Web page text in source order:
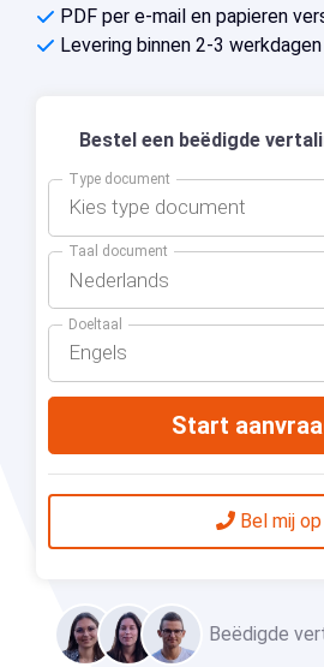
PDF per e-mail en papieren
Levering binnen 2-3 werkdagen
Bestel een beëdigde
Type document
Kies type document
Taal document
Nederlands
Doeltaal
Engels
Start
Bel mij op
Beëdigde